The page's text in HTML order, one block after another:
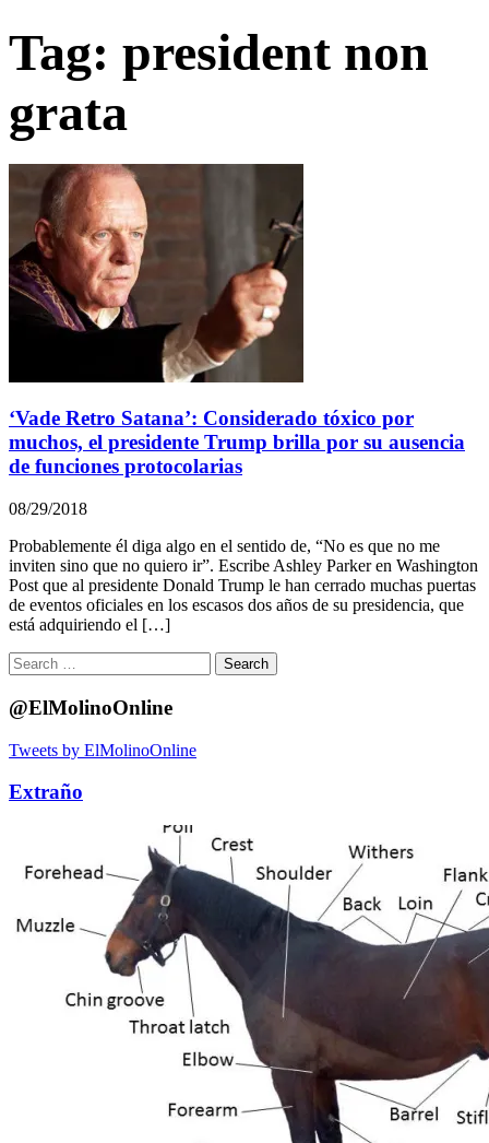
Tag: president non
grata
‘Vade Retro Satana’: Considerado tóxico por
muchos, el presidente Trump brilla por su ausencia
de funciones protocolarias
08/29/2018
Probablemente él diga algo en el sentido de, “No es que no me
inviten sino que no quiero ir”. Escribe Ashley Parker en Washington
Post que al presidente Donald Trump le han cerrado muchas puertas
de eventos oficiales en los escasos dos años de su presidencia, que
está adquiriendo el […]
Search
for:
@ElMolinoOnline
Tweets by ElMolinoOnline
Extraño